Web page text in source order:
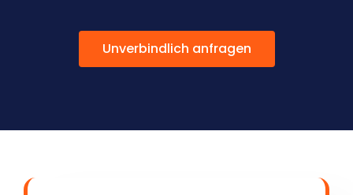
Unverbindlich anfragen